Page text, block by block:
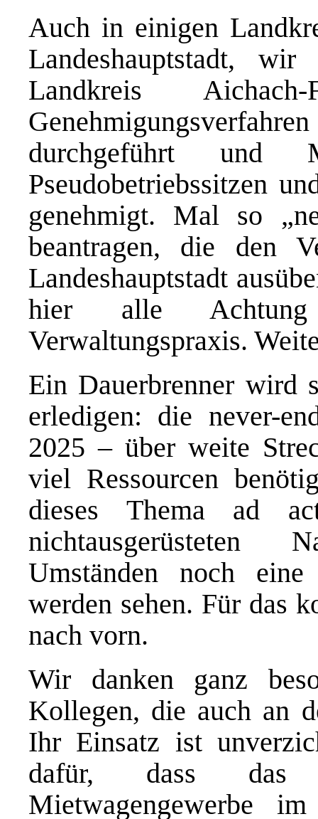
Auch in einigen
Landeshauptstadt, wir
Landkreis
durchgeführt und
Pseudobetriebssitzen
genehmigt. Mal so
beantragen, die den
Landeshauptstadt
hier alle
Verwaltungspraxis.
Ein Dauerbrenner wird
erledigen: die never-
2025 – über weite
viel Ressourcen
dieses Thema ad
nichtausgerüsteten
Umständen noch
werden sehen. Für das
nach vorn.
Wir danken ganz
Kollegen, die auch an
Ihr Einsatz ist
dafür, dass das
Mietwagengewerbe